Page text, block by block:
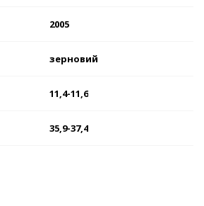
2005
зерновий
11,4-11,6
35,9-37,4